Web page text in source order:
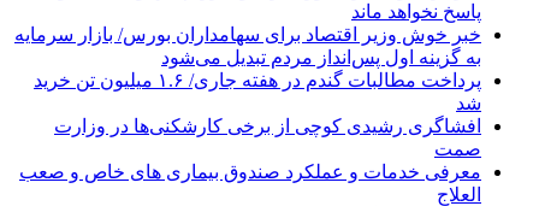
پاسخ نخواهد ماند
خبر خوش وزیر اقتصاد برای سهامداران بورس/ بازار سرمایه
به گزینه اول پس‌انداز مردم تبدیل می‌شود
پرداخت مطالبات گندم در هفته جاری/ ۱.۶ میلیون تن خرید
شد
افشاگری رشیدی کوچی از برخی کارشکنی‌ها در وزارت
صمت
معرفی خدمات و عملکرد صندوق بیماری های خاص و صعب
العلاج